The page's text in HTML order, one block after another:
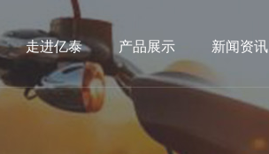
走进亿泰 产品展示 新闻资讯